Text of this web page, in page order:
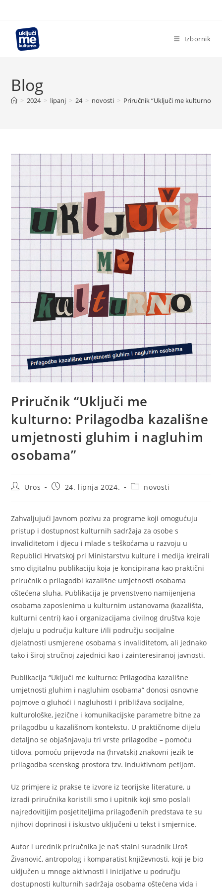
sadržaj
Izbornik
Blog
> 2024 > lipanj > 24 > novosti > Priručnik “Uključi me kulturno:
Priručnik “Uključi me
kulturno: Prilagodba kazališne
umjetnosti gluhim i nagluhim
osobama”
AutorUros
Objava24. lipnja 2024.
Kategorija
novosti
Zahvaljujući Javnom pozivu za programe koji omogućuju
pristup i dostupnost kulturnih sadržaja za osobe s
invaliditetom i djecu i mlade s teškoćama u razvoju u
Republici Hrvatskoj pri Ministarstvu kulture i medija kreirali
smo digitalnu publikaciju koja je koncipirana kao praktični
priručnik o prilagodbi kazališne umjetnosti osobama
oštećena sluha. Publikacija je prvenstveno namijenjena
osobama zaposlenima u kulturnim ustanovama (kazališta,
kulturni centri) kao i organizacijama civilnog društva koje
djeluju u području kulture i/ili području socijalne
djelatnosti usmjerene osobama s invaliditetom, ali jednako
tako i široj stručnoj zajednici kao i zainteresiranoj javnosti.
Publikacija “Uključi me kulturno: Prilagodba kazališne
umjetnosti gluhim i nagluhim osobama” donosi osnovne
pojmove o gluhoći i nagluhosti i približava socijalne,
kulturološke, jezične i komunikacijske parametre bitne za
prilagodbu u kazališnom kontekstu. U praktičnome dijelu
detaljno se objašnjavaju tri vrste prilagodbe – pomoću
titlova, pomoću prijevoda na (hrvatski) znakovni jezik te
prilagodba scenskog prostora tzv. induktivnom petljom.
Uz primjere iz prakse te izvore iz teorijske literature, u
izradi priručnika koristili smo i upitnik koji smo poslali
najredovitijim posjetiteljima prilagođenih predstava te su
njihovi doprinosi i iskustvo uključeni u tekst i smjernice.
Autor i urednik priručnika je naš stalni suradnik Uroš
Živanović, antropolog i komparatist književnosti, koji je bio
uključen u mnoge aktivnosti i inicijative u području
dostupnosti kulturnih sadržaja osobama oštećena vida i